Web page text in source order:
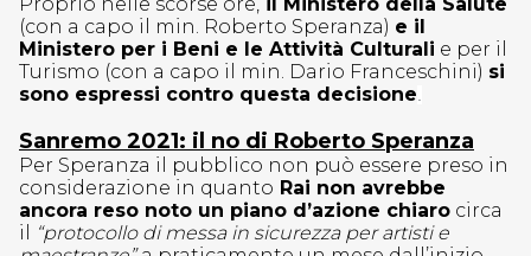
(con a capo il min. Roberto Speranza) e il
Ministero per i Beni e le Attività Culturali e per il
Turismo (con a capo il min. Dario Franceschini) si
sono espressi contro questa decisione
Sanremo 2021: il no di Roberto Speranza
Per Speranza il pubblico non può essere preso in
considerazione in quanto Rai non avrebbe
ancora reso noto un piano d’azione chiaro circa
il
“protocollo di messa in sicurezza per artisti e